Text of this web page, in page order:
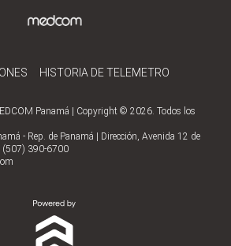
HISTORIA DE TELEMETRO
Panamá | Copyright © 2026. Todos los
- Rep. de Panamá | Dirección, Avenida 12 de
(507) 390-6700